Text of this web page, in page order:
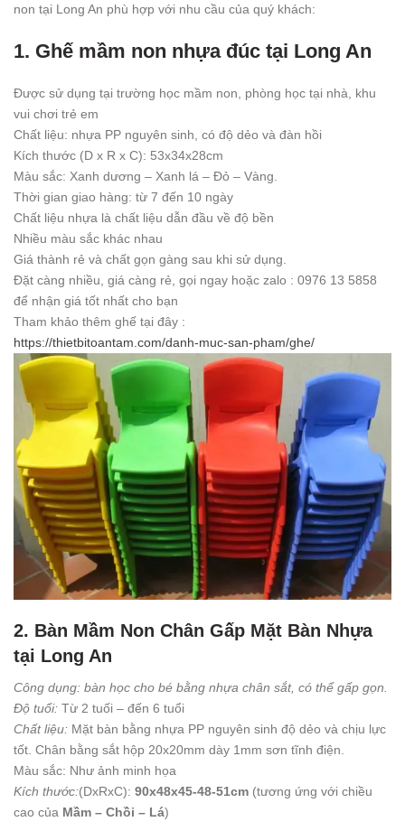
non tại Long An phù hợp với nhu cầu của quý khách:
1. Ghế mầm non nhựa đúc tại Long An
Được sử dụng tại trường học mầm non, phòng học tại nhà, khu
vui chơi trẻ em
Chất liệu: nhựa PP nguyên sinh, có độ dẻo và đàn hồi
Kích thước (D x R x C): 53x34x28cm
Màu sắc: Xanh dương – Xanh lá – Đỏ – Vàng.
Thời gian giao hàng: từ 7 đến 10 ngày
Chất liệu nhựa là chất liệu dẫn đầu về độ bền
Nhiều màu sắc khác nhau
Giá thành rẻ và chất gọn gàng sau khi sử dụng.
Đặt càng nhiều, giá càng rẻ, gọi ngay hoặc zalo : 0976 13 5858
để nhận giá tốt nhất cho bạn
Tham khảo thêm ghế tại đây :
https://thietbitoantam.com/danh-muc-san-pham/ghe/
2. Bàn Mầm Non Chân Gấp Mặt Bàn Nhựa
tại Long An
Công dụng: bàn học cho bé bằng nhựa chân sắt, có thể gấp gọn.
Độ tuổi: Từ 2 tuối – đến 6 tuổi
Chất liệu: Mặt bàn bằng nhựa PP nguyên sinh độ dẻo và chịu lực
tốt. Chân bằng sắt hộp 20x20mm dày 1mm sơn tĩnh điện.
Màu sắc: Như ảnh minh họa
Kích thước:(DxRxC): 90x48x45-48-51cm (tương ứng với chiều
cao của Mầm – Chồi – Lá)